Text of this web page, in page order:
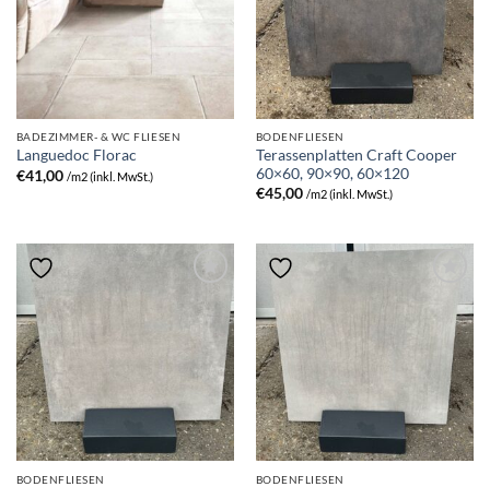
BADEZIMMER- & WC FLIESEN
Languedoc Florac
€41,00 /m2 (inkl. MwSt.)
BODENFLIESEN
Terassenplatten Craft Cooper
60×60, 90×90, 60×120
€45,00 /m2 (inkl. MwSt.)
BODENFLIESEN BODENFLIESEN